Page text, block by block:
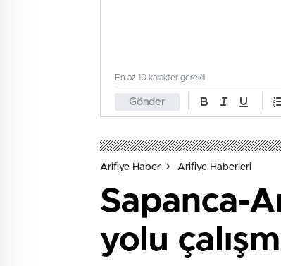
Gönder
En az 10 karakter gerekli
Arifiye Haber Arifiye Haberleri
Sapanca-
yolu